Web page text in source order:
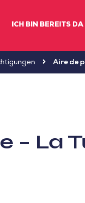
ICH BIN BEREITS DA
Aire de
– La